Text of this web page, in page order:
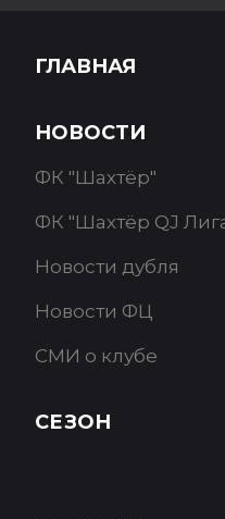
ГЛАВНАЯ
НОВОСТИ
ФК "Шахтёр"
ФК "Шахтёр QJ
Новости дубля
Новости ФЦ
СМИ о клубе
СЕЗОН